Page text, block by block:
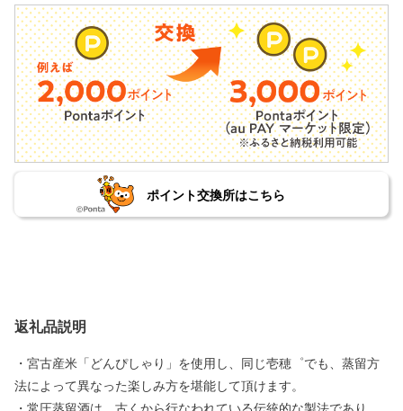
ポイント交換所はこちら
返礼品説明
・宮古産米「どんぴしゃり」を使用し、同じ壱穂゜でも、蒸留方
法によって異なった楽しみ方を堪能して頂けます。